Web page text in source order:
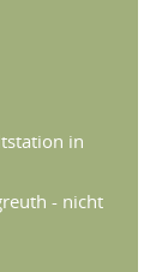
in
- nicht